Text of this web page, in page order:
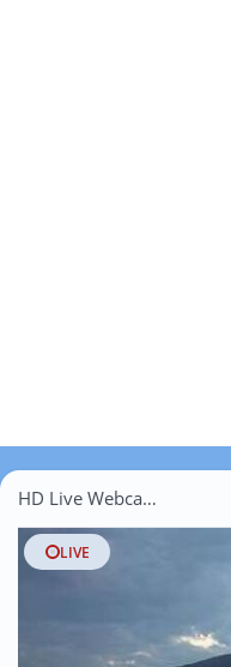
HD Live Webcams Massagno Caselle
LIVE